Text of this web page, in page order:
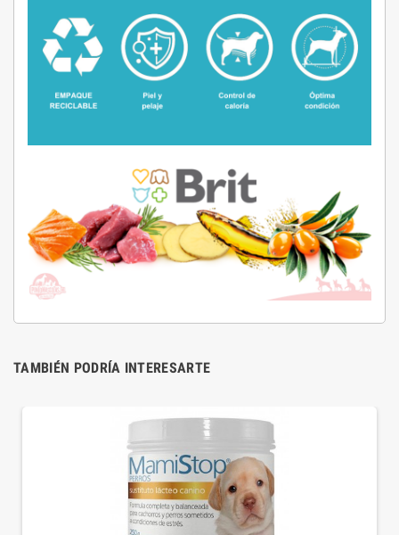
TAMBIÉN PODRÍA INTERESARTE